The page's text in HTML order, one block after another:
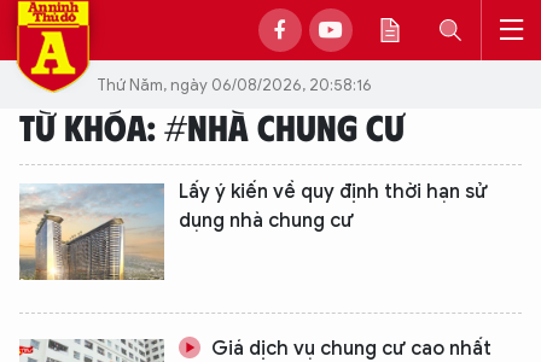
Thứ Năm, ngày 06/08/2026, 20:58:16
TỪ KHÓA: #NHÀ CHUNG CƯ
Lấy ý kiến về quy định thời hạn sử
dụng nhà chung cư
Giá dịch vụ chung cư cao nhất